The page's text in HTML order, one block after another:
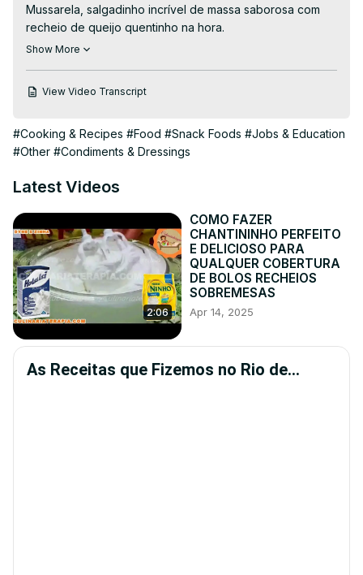
Mussarela, salgadinho incrível de massa saborosa com
recheio de queijo quentinho na hora.
👉RECEITA ESCRITA👉
#croquete #lanche #lanche #receitas #culinaria
Show More
View Video Transcript
#Cooking & Recipes #Food #Snack Foods #Jobs & Education
#Other #Condiments & Dressings
Latest Videos
2:06
COMO FAZER
CHANTININHO PERFEITO
E DELICIOSO PARA
QUALQUER COBERTURA
DE BOLOS RECHEIOS
SOBREMESAS
Apr 14, 2025
As Receitas que Fizemos no Rio de